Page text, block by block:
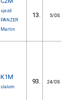
sjezd
PANZER
Martin
13. 5/DS
K1M
slalom
93. 24/DS